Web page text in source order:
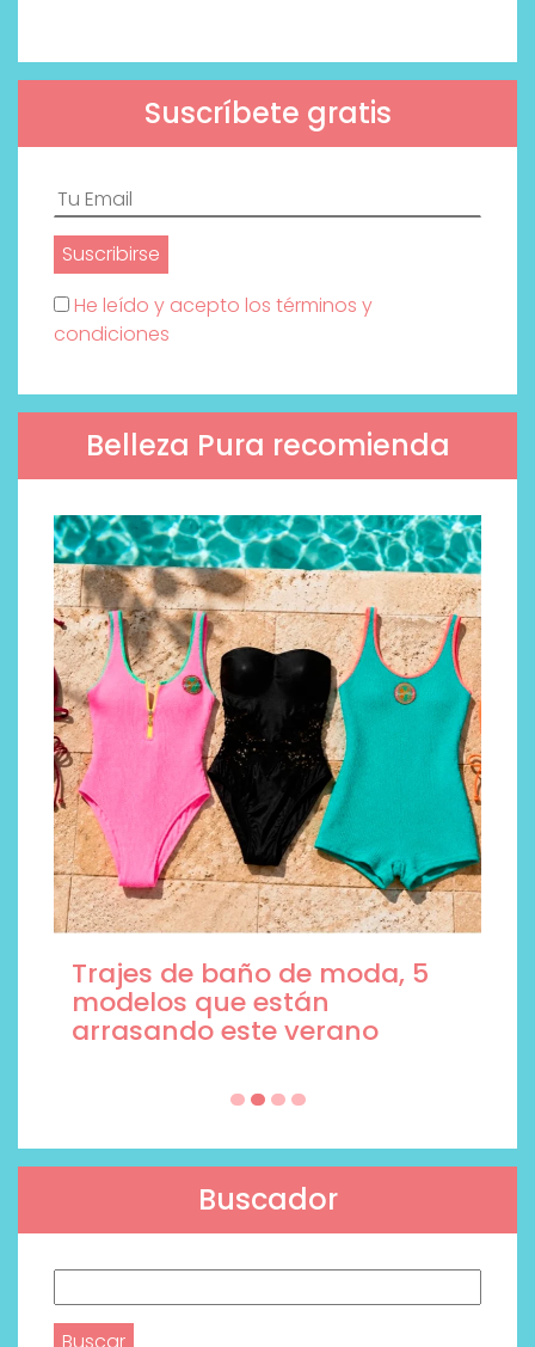
Suscríbete gratis
He leído y acepto los términos y
condiciones
Belleza Pura recomienda
Trajes de baño de moda, 5
modelos que están
arrasando este verano
Buscador